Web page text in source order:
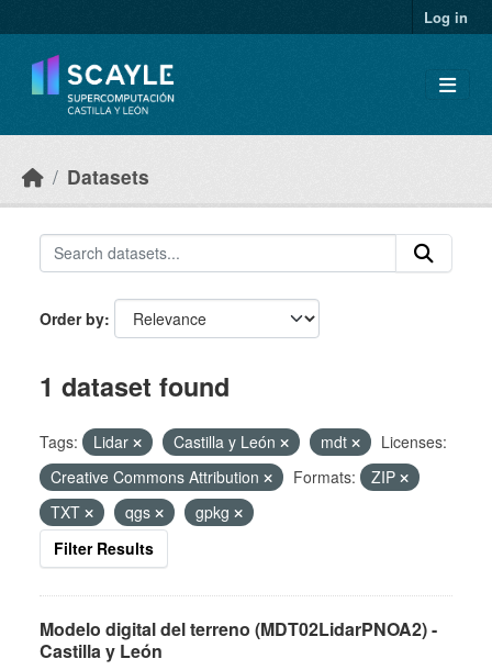
Log in
Datasets
Order by
1 dataset found
Tags: Lidar Castilla y León mdt
Licenses:
Creative Commons Attribution
Formats:
ZIP
TXT
qgs
gpkg
Filter Results
Modelo digital del terreno (MDT02LidarPNOA2) -
Castilla y León